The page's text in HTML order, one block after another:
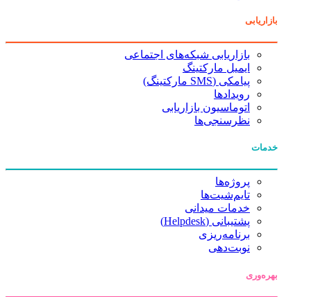
بازاریابی
بازاریابی شبکه‌های اجتماعی
ایمیل مارکتینگ
پیامکی (SMS مارکتینگ)
رویدادها
اتوماسیون بازاریابی
نظرسنجی‌ها
خدمات
پروژه‌ها
تایم‌شیت‌ها
خدمات میدانی
پشتیبانی (Helpdesk)
برنامه‌ریزی
نوبت‌دهی
بهره‌وری